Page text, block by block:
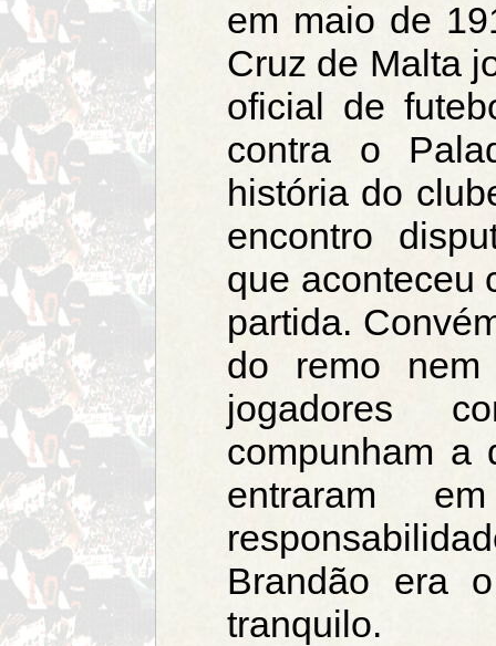
em maio de
Cruz de Malta
oficial de
contra o
história do
encontro
que aconteceu
partida.
do remo
jogadores
compunham a
entraram
Brandão era
tranquilo.